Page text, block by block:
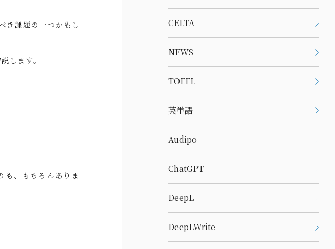
き課題の一つかもし
します。
も、もちろんありま
CELTA
NEWS
TOEFL
英単語
Audipo
ChatGPT
DeepL
DeepLWrite